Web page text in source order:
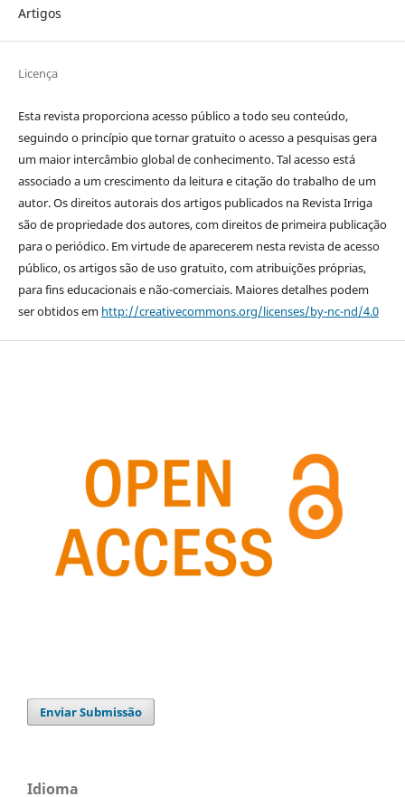
Artigos
Licença
Esta revista proporciona acesso público a todo seu conteúdo,
seguindo o princípio que tornar gratuito o acesso a pesquisas gera
um maior intercâmbio global de conhecimento. Tal acesso está
associado a um crescimento da leitura e citação do trabalho de um
autor. Os direitos autorais dos artigos publicados na Revista Irriga
são de propriedade dos autores, com direitos de primeira publicação
para o periódico. Em virtude de aparecerem nesta revista de acesso
público, os artigos são de uso gratuito, com atribuições próprias,
para fins educacionais e não-comerciais. Maiores detalhes podem
ser obtidos em http://creativecommons.org/licenses/by-nc-nd/4.0
Enviar Submissão
Idioma